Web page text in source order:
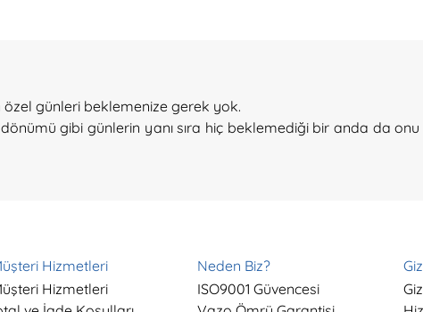
özel günleri beklemenize gerek yok.
gibi günlerin yanı sıra hiç beklemediği bir anda da
Hizmetleri
Hizmetleri
Neden Biz?
ISO9001 Güvencesi